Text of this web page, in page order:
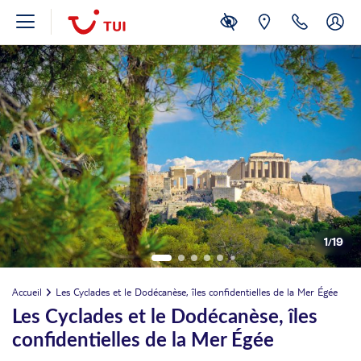
1/19
Accueil Les Cyclades et le Dodécanèse, îles confidentielles de la Mer Égée
Les Cyclades et le Dodécanèse, îles
confidentielles de la Mer Égée